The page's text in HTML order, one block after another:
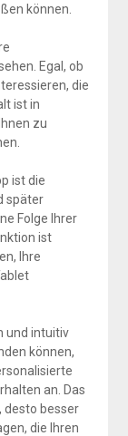
können.
Egal, ob
die
ist in
zu
ist die
später
Folge Ihrer
ist
Ihre
und intuitiv
können,
an. Das
desto besser
die Ihren